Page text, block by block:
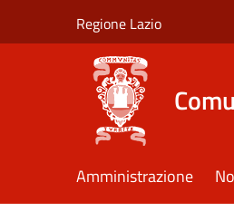
Regione Lazio
Amministrazione